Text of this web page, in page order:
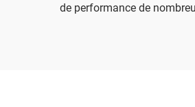
de performance de